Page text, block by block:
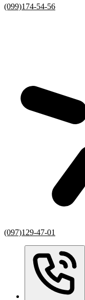
(099)174-54-56
(097)129-47-01